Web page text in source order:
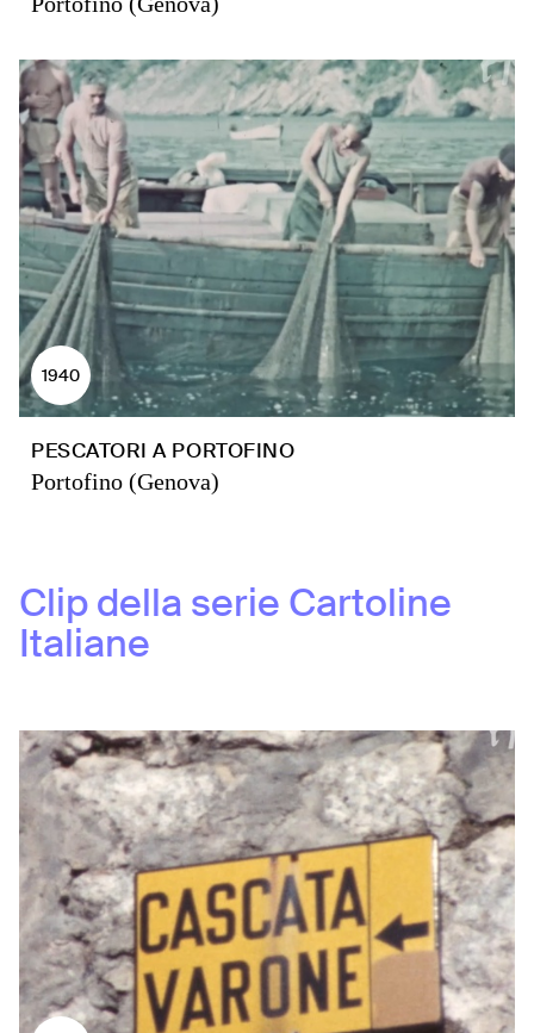
1940
PESCATORI A PORTOFINO
Portofino (Genova)
Clip della serie Cartoline
Italiane